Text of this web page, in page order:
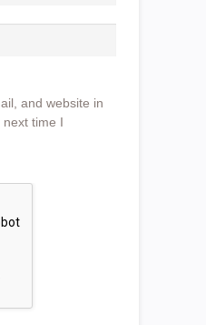
and website in
time I